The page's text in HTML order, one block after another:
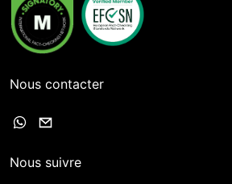
Nous contacter
Nous suivre